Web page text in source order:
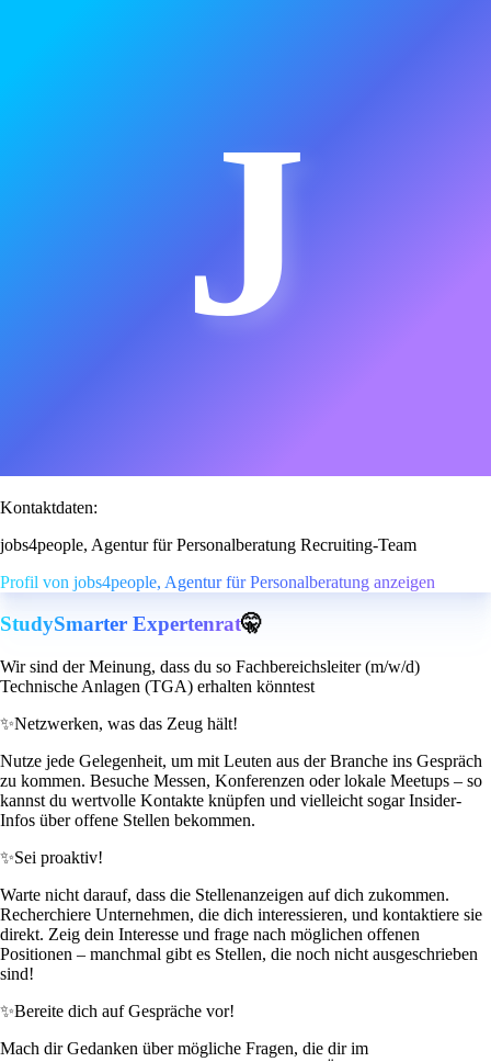
J
Kontaktdaten:
jobs4people, Agentur für Personalberatung Recruiting-Team
Profil von jobs4people, Agentur für Personalberatung anzeigen
StudySmarter Expertenrat🤫
Wir sind der Meinung, dass du so Fachbereichsleiter (m/w/d)
Technische Anlagen (TGA) erhalten könntest
✨Netzwerken, was das Zeug hält!
Nutze jede Gelegenheit, um mit Leuten aus der Branche ins Gespräch
zu kommen. Besuche Messen, Konferenzen oder lokale Meetups – so
kannst du wertvolle Kontakte knüpfen und vielleicht sogar Insider-
Infos über offene Stellen bekommen.
✨Sei proaktiv!
Warte nicht darauf, dass die Stellenanzeigen auf dich zukommen.
Recherchiere Unternehmen, die dich interessieren, und kontaktiere sie
direkt. Zeig dein Interesse und frage nach möglichen offenen
Positionen – manchmal gibt es Stellen, die noch nicht ausgeschrieben
sind!
✨Bereite dich auf Gespräche vor!
Mach dir Gedanken über mögliche Fragen, die dir im